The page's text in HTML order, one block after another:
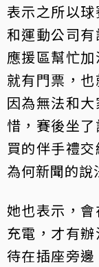
表示之所以
和運動公司
應援區幫忙
就有門票，
因為無法和
惜，賽後坐
買的伴手禮
為何新聞的說
她也表示，
充電，才有
待在插座旁